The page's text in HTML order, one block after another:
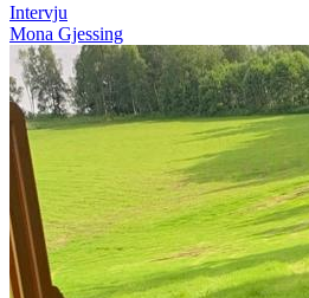
Intervju
Mona Gjessing